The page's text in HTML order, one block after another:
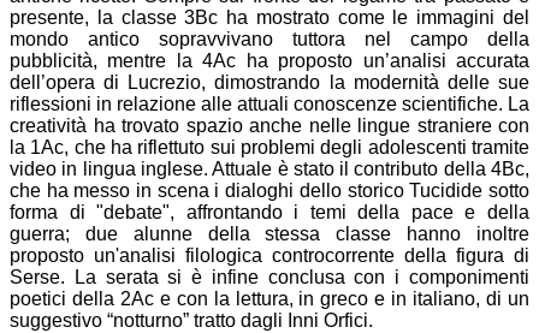
presente, la classe3Bc ha mostrato come le immagini del
mondo antico sopravvivano tuttora nel campo della
pubblicità, mentre la4Ac ha proposto un’analisi accurata
dell’opera di Lucrezio, dimostrando la modernità delle sue
riflessioni in relazione alle attuali conoscenze scientifiche. La
creatività ha trovato spazio anche nelle lingue straniere con
la 1Ac, che ha riflettuto sui problemi degli adolescenti tramite
video in lingua inglese. Attuale è stato il contributo della 4Bc,
che ha messo in scena i dialoghi dello storico Tucidide sotto
forma di "debate", affrontando i temi della pace e della
guerra; due alunne della stessa classe hanno inoltre
proposto un'analisi filologica controcorrente della figura di
Serse. La serata si è infine conclusa con i componimenti
poetici della 2Ace con la lettura, in greco e in italiano, di un
suggestivo “notturno” tratto dagli Inni Orfici.